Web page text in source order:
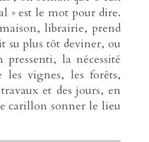
» est le mot pour dire.
librairie, prend
su plus tôt deviner, ou
la nécessité
vignes, les forêts,
et des jours, en
carillon sonner le lieu